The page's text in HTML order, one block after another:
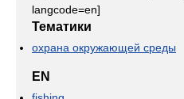
langcode=en]
Тематики
охрана окружающей среды
EN